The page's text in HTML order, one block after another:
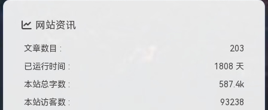
网站资讯
文章数目 :
203
已运行时间 :
1808 天
本站总字数 :
587.4k
本站访客数 :
93238